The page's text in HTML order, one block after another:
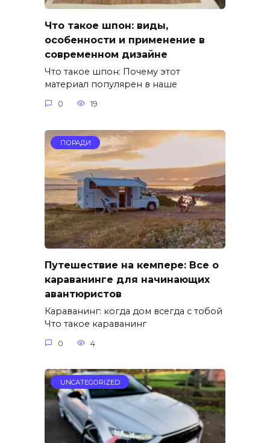
Что такое шпон: виды,
особенности и применение в
современном дизайне
Что такое шпон: Почему этот
материал популярен в наше
0 19
ПОРАДИ
Путешествие на кемпере: Все о
караванинге для начинающих
авантюристов
Караванинг: когда дом всегда с тобой
Что такое караванинг
0 4
UNCATEGORIZED